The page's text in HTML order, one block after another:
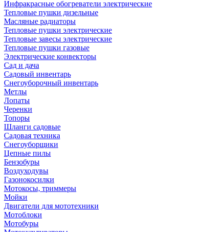
Инфракрасные обогреватели электрические
Тепловые пушки дизельные
Масляные радиаторы
Тепловые пушки электрические
Тепловые завесы электрические
Тепловые пушки газовые
Электрические конвекторы
Сад и дача
Садовый инвентарь
Снегоуборочный инвентарь
Метлы
Лопаты
Черенки
Топоры
Шланги садовые
Садовая техника
Снегоуборщики
Цепные пилы
Бензобуры
Воздуходувы
Газонокосилки
Мотокосы, триммеры
Мойки
Двигатели для мототехники
Мотоблоки
Мотобуры